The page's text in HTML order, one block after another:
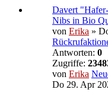
Davert
Nibs in Bio
von Erika »
Antworten: 0
Zugriffe:
von Erika
Do 29. Apr